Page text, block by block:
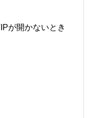
が開かないとき